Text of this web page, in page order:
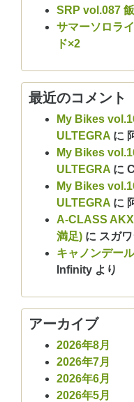
SRP vol.087
サマーソロラ
ド×2
最近のコメント
My Bikes
ULTEGRA に
My Bikes
ULTEGRA に
My Bikes
ULTEGRA に
A-CLASS
満足) に スガ
キャノンデー
Infinity より
アーカイブ
2026年8月
2026年7月
2026年6月
2026年5月